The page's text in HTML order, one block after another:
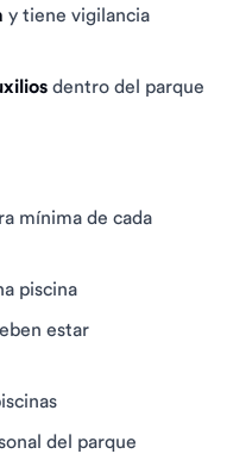
y tiene vigilancia
dentro del parque
mínima de cada
piscina
estar
del parque